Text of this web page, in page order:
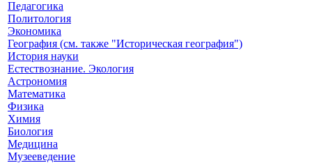
Педагогика
Политология
Экономика
География (см. также "Историческая география")
История науки
Естествознание. Экология
Астрономия
Математика
Физика
Химия
Биология
Медицина
Музееведение